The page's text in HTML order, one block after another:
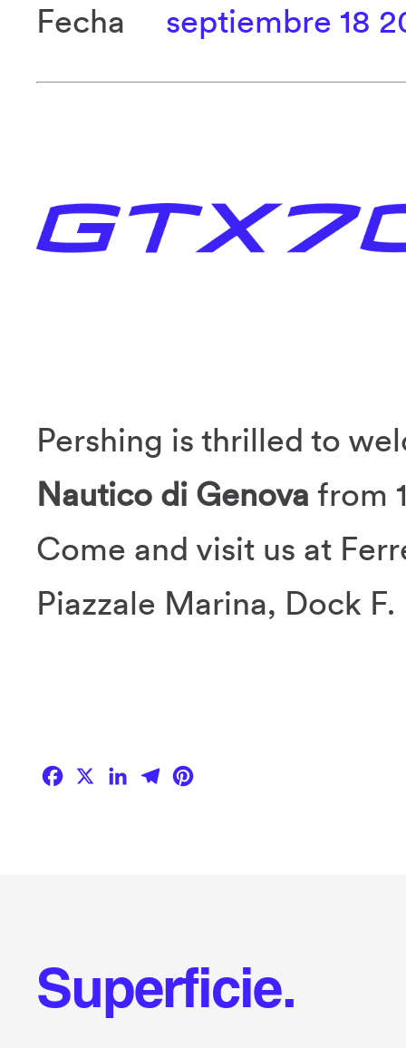
Fecha septiembre 18
Pershing is thrilled to
Nautico di Genova from
Come and visit us at
Piazzale Marina, Dock F.
Facebook
X LinkedIn
Telegram
Superficie.